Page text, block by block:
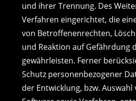
und ihrer Trennung. Des
Verfahren eingerichtet, die
von Betroffenenrechten,
und Reaktion auf Gefährdung
gewährleisten. Ferner
Schutz personenbezogener
der Entwicklung, bzw.